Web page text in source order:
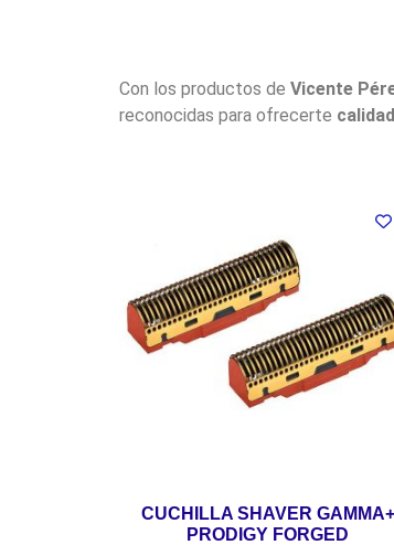
Con los productos de Vicente
reconocidas para ofrecerte calidad
CUCHILLA SHAVER GAMMA+
PRODIGY FORGED